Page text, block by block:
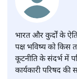
भारत और कुर्दों के
पक्ष भविष्य को किस
कूटनीति के संदर्भ में
कार्यकारी परिषद